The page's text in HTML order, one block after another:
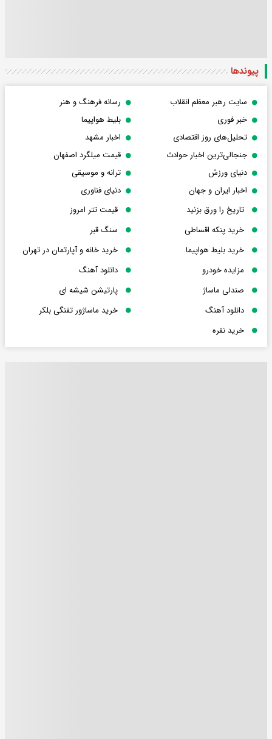
پیوندها
سایت رهبر معظم انقلاب
رسانه فرهنگ و هنر
خبر فوری
بلیط هواپیما
تحلیل‌های روز اقتصادی
اخبار مشهد
جنجالی‌ترین اخبار حوادث
قیمت میلگرد اصفهان
دنیای ورزش
ترانه و موسیقی
اخبار ایران و جهان
دنیای فناوری
تاریخ را ورق بزنید
قیمت تتر امروز
خرید پنکه اقساطی
سنگ قبر
خرید بلیط هواپیما
خرید خانه و آپارتمان در تهران
مزایده خودرو
دانلود آهنگ
صندلی ماساژ
پارتیشن شیشه ای
دانلود آهنگ
خرید ماساژور تفنگی بلکر
خرید نقره